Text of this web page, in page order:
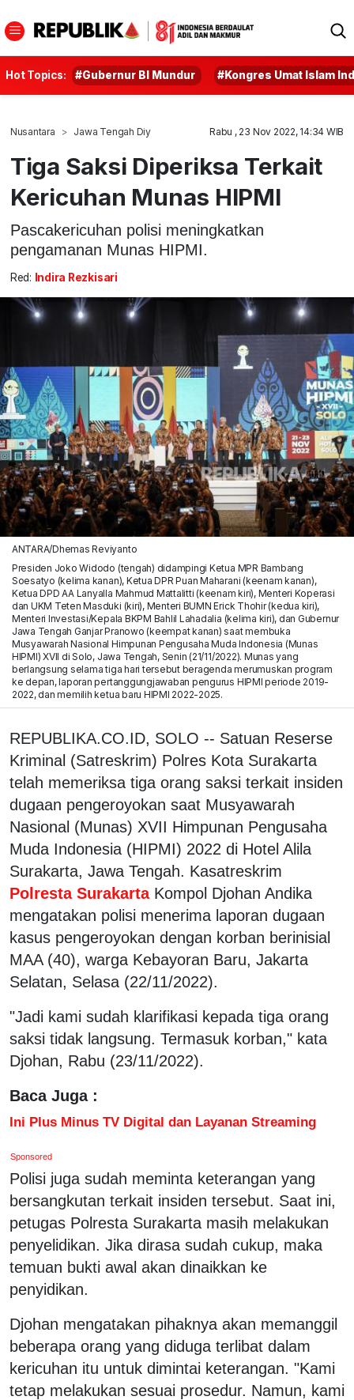
Hot Topics: #Gubernur BI Mundur #Kongres Umat Islam
Nusantara Jawa Tengah Diy Rabu , 23 Nov 2022, 14:34 WIB
Tiga Saksi Diperiksa Terkait
Kericuhan Munas HIPMI
Pascakericuhan polisi meningkatkan
pengamanan Munas HIPMI.
Red: Indira Rezkisari
ANTARA/Dhemas Reviyanto
Presiden Joko Widodo (tengah) didampingi Ketua MPR Bambang
Soesatyo (kelima kanan), Ketua DPR Puan Maharani (keenam kanan),
Ketua DPD AA Lanyalla Mahmud Mattalitti (keenam kiri), Menteri Koperasi
dan UKM Teten Masduki (kiri), Menteri BUMN Erick Thohir (kedua kiri),
Menteri Investasi/Kepala BKPM Bahlil Lahadalia (kelima kiri), dan Gubernur
Jawa Tengah Ganjar Pranowo (keempat kanan) saat membuka
Musyawarah Nasional Himpunan Pengusaha Muda Indonesia (Munas
HIPMI) XVII di Solo, Jawa Tengah, Senin (21/11/2022). Munas yang
berlangsung selama tiga hari tersebut beragenda merumuskan program
ke depan, laporan pertanggungjawaban pengurus HIPMI periode 2019-
2022, dan memilih ketua baru HIPMI 2022-2025.
REPUBLIKA.CO.ID, SOLO -- Satuan Reserse
Kriminal (Satreskrim) Polres Kota Surakarta
telah memeriksa tiga orang saksi terkait insiden
dugaan pengeroyokan saat Musyawarah
Nasional (Munas) XVII Himpunan Pengusaha
Muda Indonesia (HIPMI) 2022 di Hotel Alila
Surakarta, Jawa Tengah. Kasatreskrim
Polresta Surakarta Kompol Djohan Andika
mengatakan polisi menerima laporan dugaan
kasus pengeroyokan dengan korban berinisial
MAA (40), warga Kebayoran Baru, Jakarta
Selatan, Selasa (22/11/2022).
"Jadi kami sudah klarifikasi kepada tiga orang
saksi tidak langsung. Termasuk korban," kata
Djohan, Rabu (23/11/2022).
Baca Juga :
Ini Plus Minus TV Digital dan Layanan Streaming
Sponsored
Polisi juga sudah meminta keterangan yang
bersangkutan terkait insiden tersebut. Saat ini,
petugas Polresta Surakarta masih melakukan
penyelidikan. Jika dirasa sudah cukup, maka
temuan bukti awal akan dinaikkan ke
penyidikan.
Djohan mengatakan pihaknya akan memanggil
beberapa orang yang diduga terlibat dalam
kericuhan itu untuk dimintai keterangan. "Kami
tetap melakukan sesuai prosedur. Namun, kami